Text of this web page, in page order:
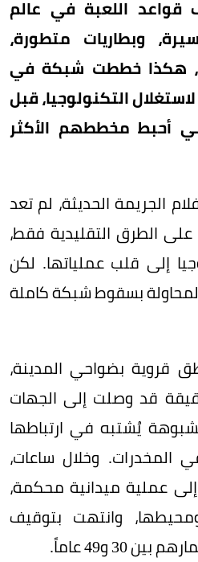
قواعد اللعبة في عالم
وبطاريات متطورة،
هكذا خططت شبكة في
التكنولوجيا، قبل
أحبط مخططهم الأكثر
الجريمة الحديثة، لم تعد
الطرق التقليدية فقط،
إلى قلب عملياتها. لكن
بسقوط شبكة كاملة
قروية بضواحي المدينة،
قد وصلت إلى الجهات
يُشتبه في ارتباطها
المخدرات. وخلال ساعات،
عملية ميدانية محكمة،
وانتهت بتوقيف
30 و49 عاماً.